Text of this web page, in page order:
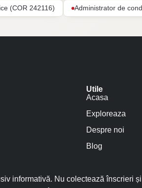
(COR 242116) Administrator de
Utile
Acasa
Exploreaza
Despre noi
Blog
informativă. Nu colectează înscrieri